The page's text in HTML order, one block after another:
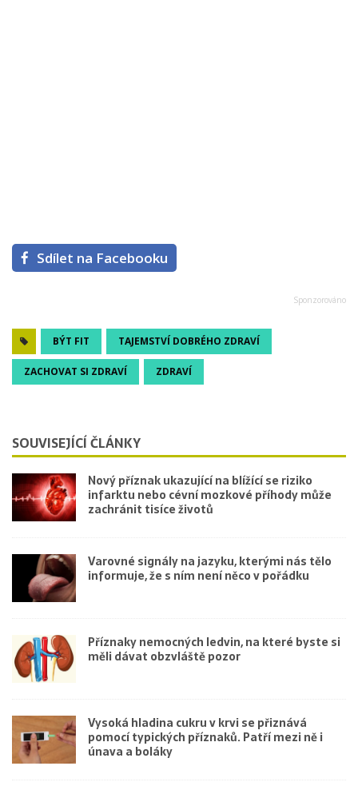
Sdílet na Facebooku
BÝT FIT TAJEMSTVÍ DOBRÉHO ZDRAVÍ
ZACHOVAT SI ZDRAVÍ ZDRAVÍ
SOUVISEJÍCÍ ČLÁNKY
Nový příznak ukazující na blížící se riziko
infarktu nebo cévní mozkové příhody může
zachránit tisíce životů
Varovné signály na jazyku, kterými nás tělo
informuje, že s ním není něco v pořádku
Příznaky nemocných ledvin, na které byste si
měli dávat obzvláště pozor
Vysoká hladina cukru v krvi se přiznává
pomocí typických příznaků. Patří mezi ně i
únava a boláky